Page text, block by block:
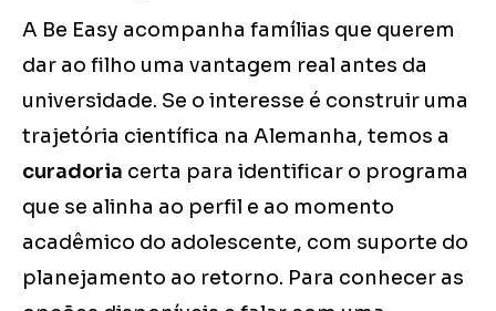
A Be Easy acompanha famílias que querem
dar ao filho uma vantagem real antes da
universidade. Se o interesse é construir uma
trajetória científica na Alemanha, temos a
curadoria certa para identificar o programa
que se alinha ao perfil e ao momento
acadêmico do adolescente, com suporte do
planejamento ao retorno. Para conhecer as